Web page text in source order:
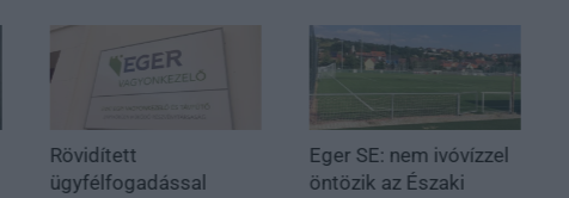
Rövidített
ügyfélfogadással
Eger SE: nem ivóvízzel
öntözik az Északi